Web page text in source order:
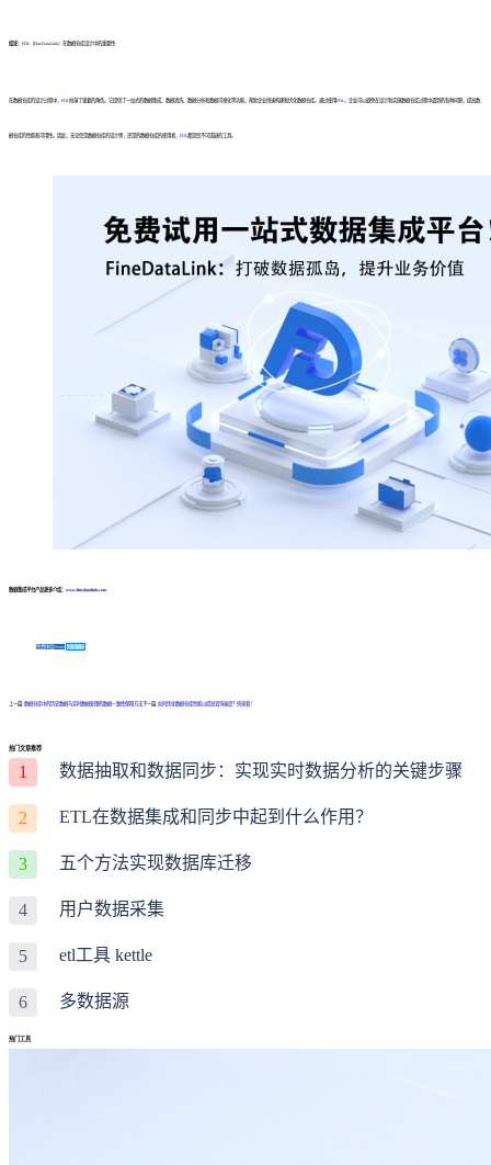
结论：FDL（FineDataLink）在数据仓库设计中的重要性
在数据仓库的设计过程中， FDL 扮演了重要的角色。它提供了一站式的数据集成、数据清洗、数据分析和数据可视化等功能，帮助企业快速构建和优化数据仓库。通过使用FDL ，企业可以避免在设计和实施数据仓库过程中遇到的各种问题，提高数
据仓库的性能和可用性。因此，无论您是数据仓库的设计师，还是的数据仓库的使用者， FDL 都是您不可或缺的工具。
数据集成平台产品更多介绍： www.finedatalink.com
免费体验Demo 咨询方案
上一篇: 数据仓库中的历史数据与实时数据处理的数据一致性保障方法下一篇: 如何优化数据仓库性能以提高查询速度？快来看！
热门文章推荐
1 数据抽取和数据同步：实现实时数据分析的关键步骤
2 ETL在数据集成和同步中起到什么作用？
3 五个方法实现数据库迁移
4 用户数据采集
5 etl工具 kettle
6 多数据源
热门工具